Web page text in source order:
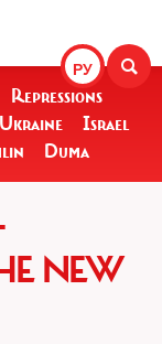
РУ
Repressions
Ukraine
Israel
Duma
NEW